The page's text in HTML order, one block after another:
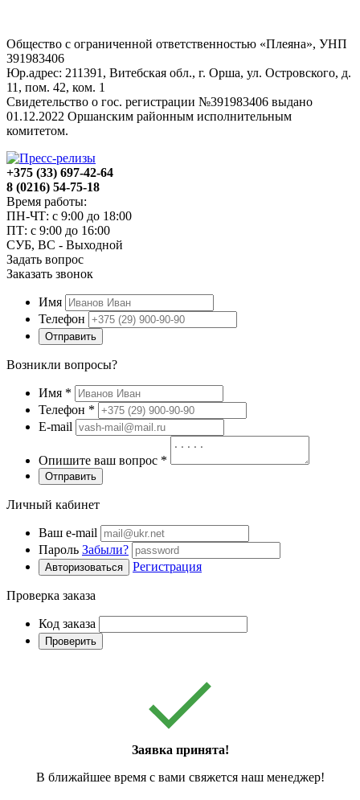
Общество с ограниченной ответственностью «Плеяна», УНП
391983406
Юр.адрес: 211391, Витебская обл., г. Орша, ул. Островского, д.
11, пом. 42, ком. 1
Свидетельство о гос. регистрации №391983406 выдано
01.12.2022 Оршанским районным исполнительным
комитетом.
+375 (33) 697-42-64
8 (0216) 54-75-18
Время работы:
ПН-ЧТ: с 9:00 до 18:00
ПТ: с 9:00 до 16:00
СУБ, ВС - Выходной
Задать вопрос
Заказать звонок
Имя
Телефон
Отправить
Возникли вопросы?
Имя *
Телефон *
E-mail
Опишите ваш вопрос *
Отправить
Личный кабинет
Ваш e-mail
Пароль Забыли?
Авторизоваться Регистрация
Проверка заказа
Код заказа
Проверить
Заявка принята!
В ближайшее время с вами свяжется наш менеджер!